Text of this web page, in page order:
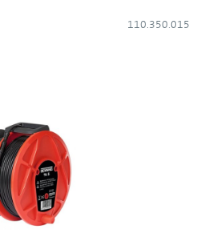
110.350.015